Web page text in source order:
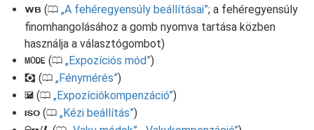
U (0 A fehéregyensúly beállításai ; a fehéregyensúly
finomhangolásához a gomb nyomva tartása közben
használja a választógombot)
I (0 Expozíciós mód )
Y (0 Fénymérés )
E (0 Expozíciókompenzáció )
S (0 Kézi beállítás )